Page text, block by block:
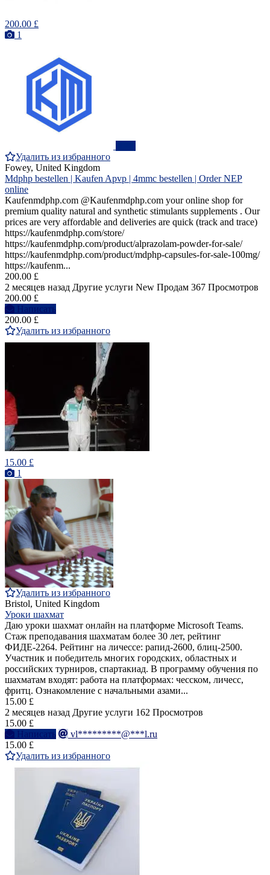
200.00 £
1
Удалить из избранного
Fowey, United Kingdom
Mdphp bestellen | Kaufen Apvp | 4mmc bestellen | Order NEP
online
Kaufenmdphp.com @Kaufenmdphp.com your online shop for
premium quality natural and synthetic stimulants supplements . Our
prices are very affordable and deliveries are quick (track and trace)
https://kaufenmdphp.com/store/
https://kaufenmdphp.com/product/alprazolam-powder-for-sale/
https://kaufenmdphp.com/product/mdphp-capsules-for-sale-100mg/
https://kaufenm...
200.00 £
2 месяцев назад Другие услуги New Продам 367 Просмотров
200.00 £
Написать
200.00 £
Удалить из избранного
15.00 £
1
Удалить из избранного
Bristol, United Kingdom
Уроки шахмат
Даю уроки шахмат онлайн на платформе Microsoft Teams.
Стаж преподавания шахматам более 30 лет, рейтинг
ФИДЕ-2264. Рейтинг на личессе: рапид-2600, блиц-2500.
Участник и победитель многих городских, областных и
российских турниров, спартакиад. В программу обучения по
шахматам входят: работа на платформах: чесском, личесс,
фритц. Ознакомление с начальными азами...
15.00 £
2 месяцев назад Другие услуги 162 Просмотров
15.00 £
Написать
vl*********@***l.ru
15.00 £
Удалить из избранного